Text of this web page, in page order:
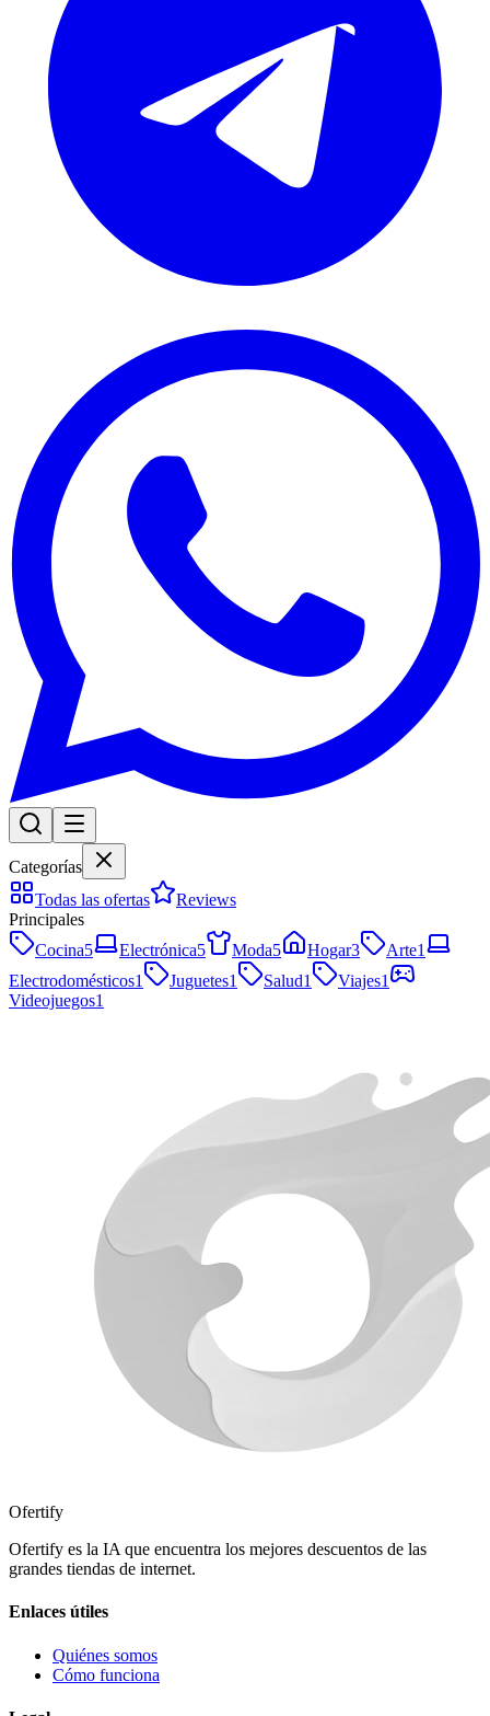
Categorías
Todas las ofertas
Reviews
Principales
Cocina5 Electrónica5 Moda5 Hogar3 Arte1
Electrodomésticos1 Juguetes1 Salud1 Viajes1
Videojuegos1
Ofertify
Ofertify es la IA que encuentra los mejores descuentos de las
grandes tiendas de internet.
Enlaces útiles
Quiénes somos
Cómo funciona